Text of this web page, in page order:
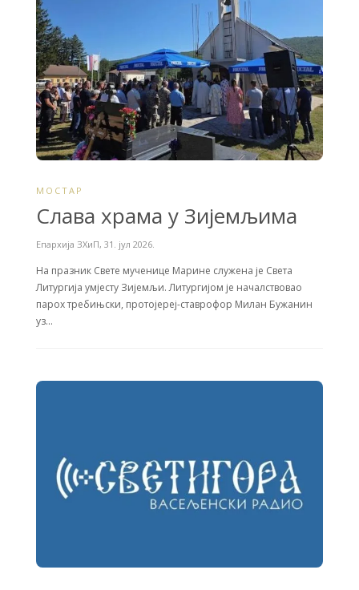
МОСТАР
Слава храма у Зијемљима
Епархија ЗХиП, 31. јул 2026.
На празник Свете мученице Марине служена је Света
Литургија умјесту Зијемљи. Литургијом је началствовао
парох требињски, протојереј-ставрофор Милан Бужанин
уз…